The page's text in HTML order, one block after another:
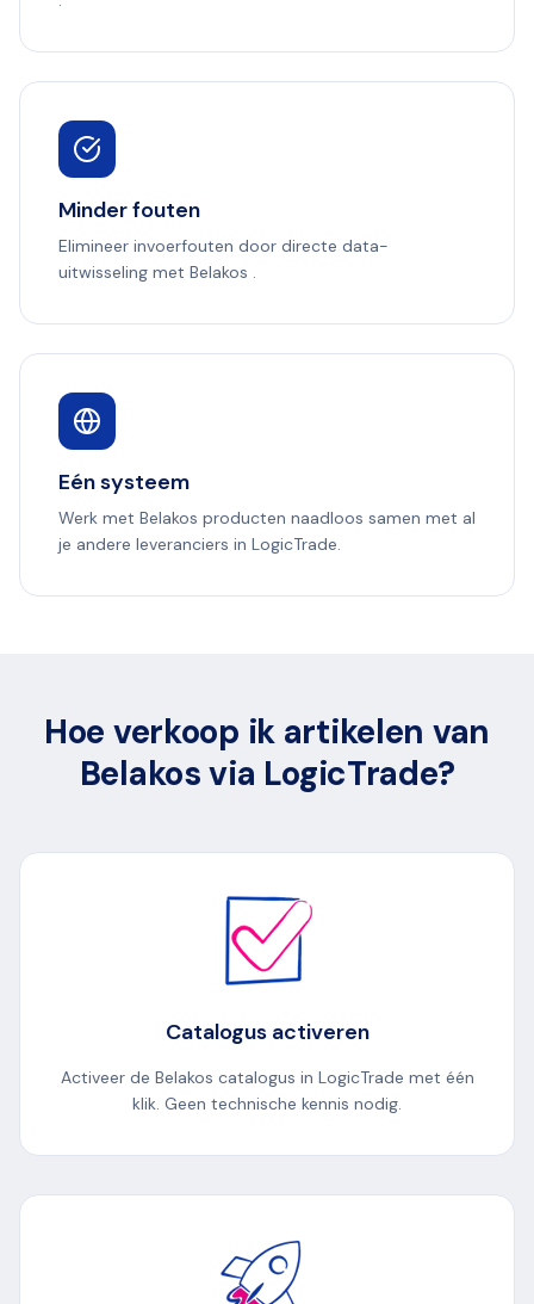
Minder fouten
Elimineer invoerfouten door directe data-
uitwisseling met Belakos .
Eén systeem
Werk met Belakos producten naadloos samen met al
je andere leveranciers in LogicTrade.
Hoe verkoop ik artikelen van
Belakos via LogicTrade?
Catalogus activeren
Activeer de Belakos catalogus in LogicTrade met één
klik. Geen technische kennis nodig.